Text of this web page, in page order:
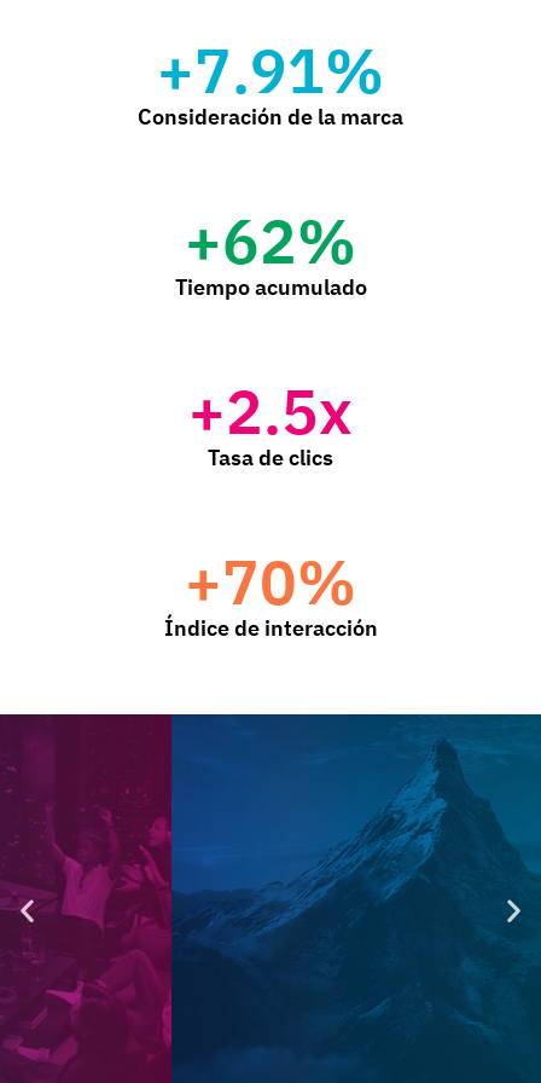
Consideración de la marca
+7.91%
Tiempo acumulado
+62%
Tasa de clics
+2.5x
Índice de interacción
+70%